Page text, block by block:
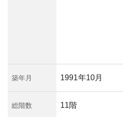
築年月 1991年10月
総階数 11階